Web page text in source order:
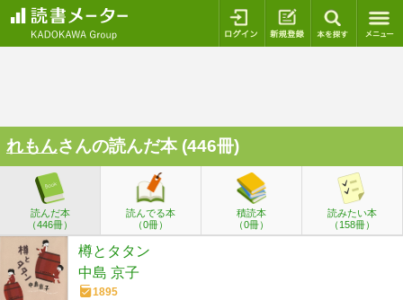
ログイン 新規登録
れもんさんの読んだ本 (446冊)
読んだ本
（446冊）
読んでる本
（0冊）
積読本
（0冊）
読みたい本
（158冊）
樽とタタン
中島 京子
1895